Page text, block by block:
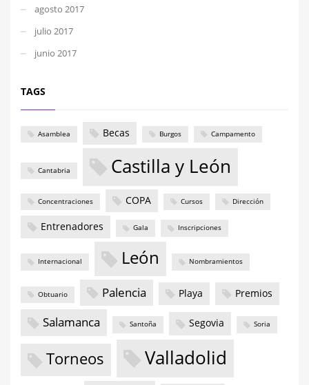
agosto 2017
julio 2017
junio 2017
TAGS
Asamblea Becas Burgos Campamento
Cantabria Castilla y León
Concentraciones COPA Cursos Dirección
Entrenadores Gala Inscripciones
Internacional León Nombramientos
Obtuario Palencia Playa Premios
Salamanca Santoña Segovia Soria
Torneos Valladolid